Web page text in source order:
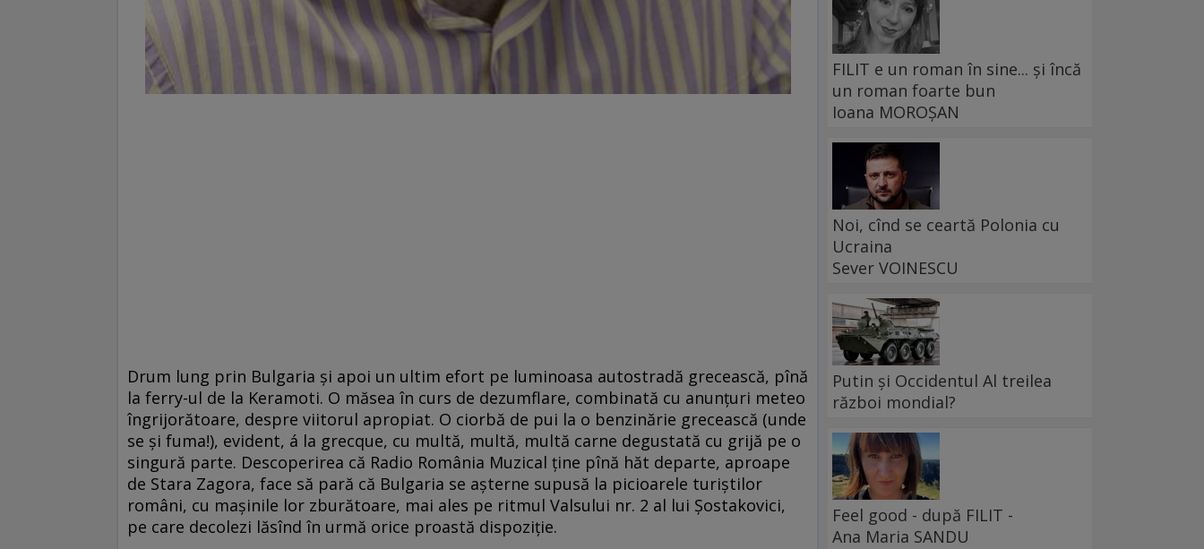
Drum lung prin Bulgaria şi apoi un ultim efort pe luminoasa autostradă grecească, pînă
la ferry-ul de la Keramoti. O măsea în curs de dezumflare, combinată cu anunţuri meteo
îngrijorătoare, despre viitorul apropiat. O ciorbă de pui la o benzinărie grecească (unde
se şi fuma!), evident, á la grecque, cu multă, multă, multă carne degustată cu grijă pe o
singură parte. Descoperirea că Radio România Muzical ţine pînă hăt departe, aproape
de Stara Zagora, face să pară că Bulgaria se aşterne supusă la picioarele turiştilor
români, cu maşinile lor zburătoare, mai ales pe ritmul Valsului nr. 2 al lui Şostakovici,
pe care decolezi lăsînd în urmă orice proastă dispoziţie.
FILIT e un roman în sine... și încă
un roman foarte bun
Ioana MOROȘAN
Noi, cînd se ceartă Polonia cu
Ucraina
Sever VOINESCU
Putin și Occidentul Al treilea
război mondial?
Feel good - după FILIT -
Ana Maria SANDU